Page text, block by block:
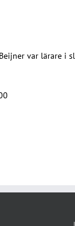
var lärare i